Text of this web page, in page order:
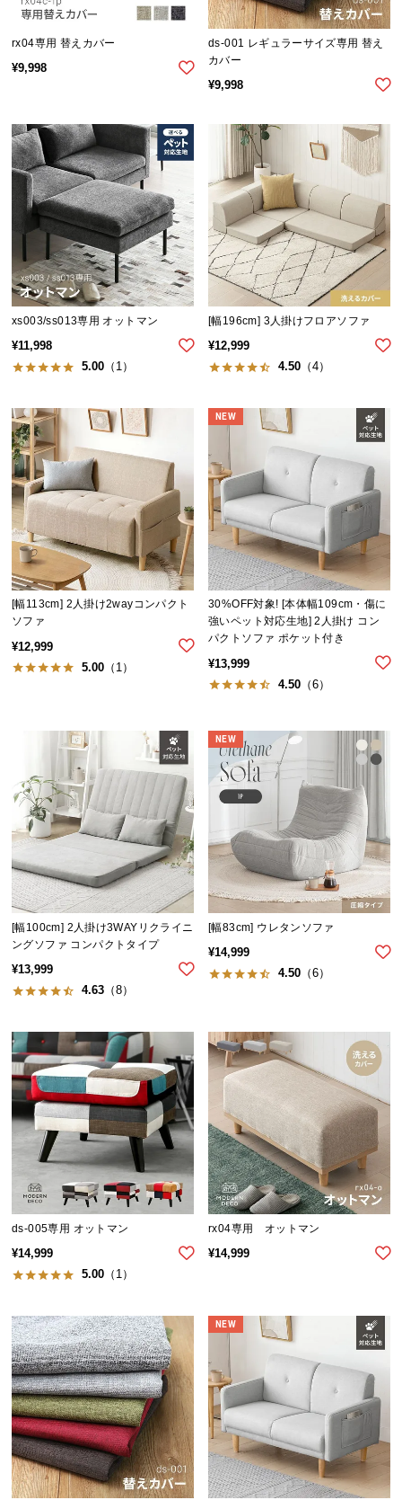
送
料
つ
大
型
商
品
配
送
に
つ
い
て
中
型
商
品
の
送
に
つ
て
送
に
つ
い
て
開
梱
設
置
サ
ビ
ス
に
つ
い
て
搬
入
に
つ
て
返
品・
キ
ャ
ン
セ
ル
rx04専用 替えカバー
¥9,998
ds-001 レギュラーサイズ専用 替え
カバー
¥9,998
xs003/ss013専用 オットマン
¥11,998
5.00 （1）
[幅196cm] 3人掛けフロアソファ
¥12,999
4.50 （4）
[幅113cm] 2人掛け2wayコンパクト
ソファ
¥12,999
5.00 （1）
30%OFF対象! [本体幅109cm・傷に
強いペット対応生地] 2人掛け コン
パクトソファ ポケット付き
¥13,999
4.50 （6）
NEW
[幅100cm] 2人掛け3WAYリクライニ
ングソファ コンパクトタイプ
¥13,999
4.63 （8）
[幅83cm] ウレタンソファ
¥14,999
4.50 （6）
NEW
ds-005専用 オットマン
¥14,999
5.00 （1）
rx04専用 オットマン
¥14,999
NEW